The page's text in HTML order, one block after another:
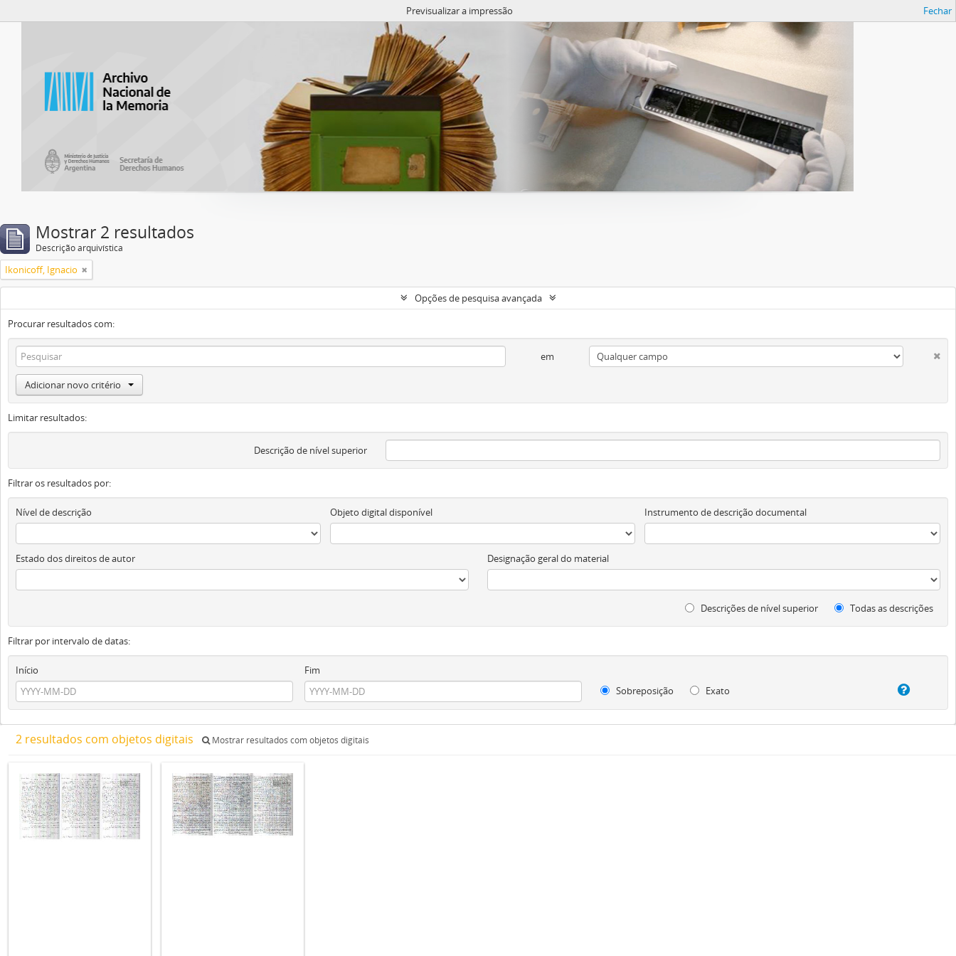
Previsualizar a impressão Fechar
Mostrar 2 resultados
Descrição arquivística
Ikonicoff, Ignacio
Opções de pesquisa avançada
Procurar resultados com:
em
Adicionar novo critério
Limitar resultados:
Descrição de nível superior
Filtrar os resultados por:
Nível de descrição Objeto digital disponível Instrumento de descrição documental
Estado dos direitos de autor Designação geral do material
Descrições de nível superior Todas as descrições
Filtrar por intervalo de datas:
Início
Fim
Sobreposição
Exato
2 resultados com objetos digitais Mostrar resultados com objetos digitais